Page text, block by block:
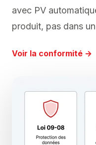
avec PV
produit, pas dans
Voir la conformité →